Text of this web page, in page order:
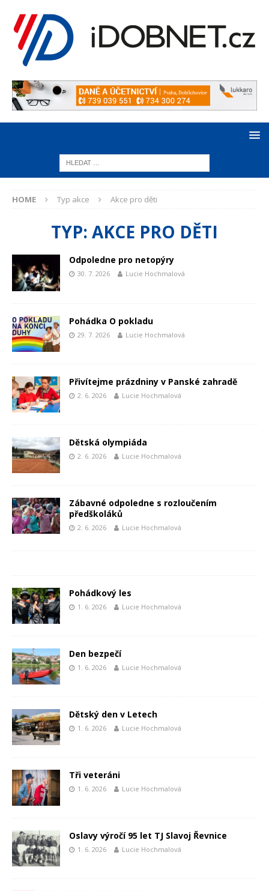
HOME Typ akce Akce pro děti
TYP: AKCE PRO DĚTI
Odpoledne pro netopýry
30. 7. 2026 Lucie Hochmalová
Pohádka O pokladu
29. 7. 2026 Lucie Hochmalová
Přivítejme prázdniny v Panské zahradě
2. 6. 2026 Lucie Hochmalová
Dětská olympiáda
2. 6. 2026 Lucie Hochmalová
Zábavné odpoledne s rozloučením
předškoláků
2. 6. 2026 Lucie Hochmalová
Pohádkový les
1. 6. 2026 Lucie Hochmalová
Den bezpečí
1. 6. 2026 Lucie Hochmalová
Dětský den v Letech
1. 6. 2026 Lucie Hochmalová
Tři veteráni
1. 6. 2026 Lucie Hochmalová
Oslavy výročí 95 let TJ Slavoj Řevnice
1. 6. 2026 Lucie Hochmalová